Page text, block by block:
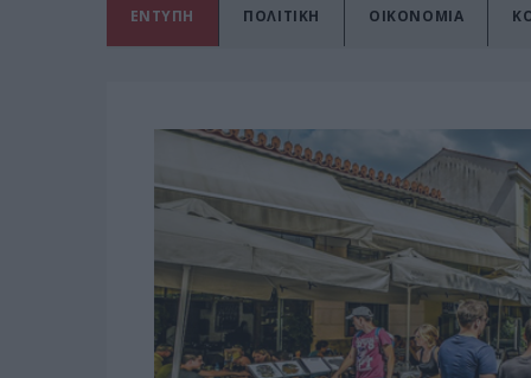
ΕΝΤΥΠΗ ΠΟΛΙΤΙΚΗ ΟΙΚΟΝΟΜΙΑ